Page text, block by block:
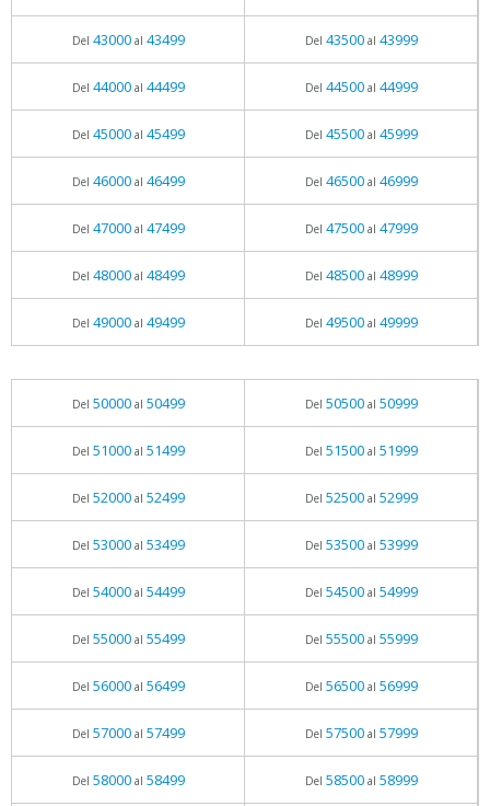
Del 43000al 43499 Del 43500al 43999
Del 44000al 44499 Del 44500al 44999
Del 45000al 45499 Del 45500al 45999
Del 46000al 46499 Del 46500al 46999
Del 47000al 47499 Del 47500al 47999
Del 48000al 48499 Del 48500al 48999
Del 49000al 49499 Del 49500al 49999
Del 50000al 50499 Del 50500al 50999
Del 51000al 51499 Del 51500al 51999
Del 52000al 52499 Del 52500al 52999
Del 53000al 53499 Del 53500al 53999
Del 54000al 54499 Del 54500al 54999
Del 55000al 55499 Del 55500al 55999
Del 56000al 56499 Del 56500al 56999
Del 57000al 57499 Del 57500al 57999
Del 58000al 58499 Del 58500al 58999